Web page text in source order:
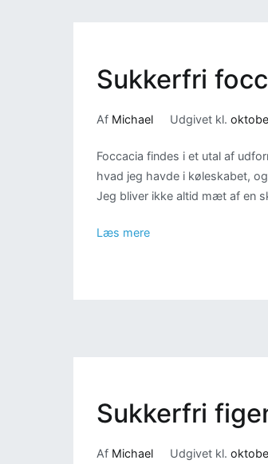
Sukkerfri
Af Michael Udgivet kl.
Foccacia findes i et utal af
hvad jeg havde i køleskabet,
Jeg bliver ikke altid mæt af en
Læs mere
Sukkerfri
Af Michael Udgivet kl.